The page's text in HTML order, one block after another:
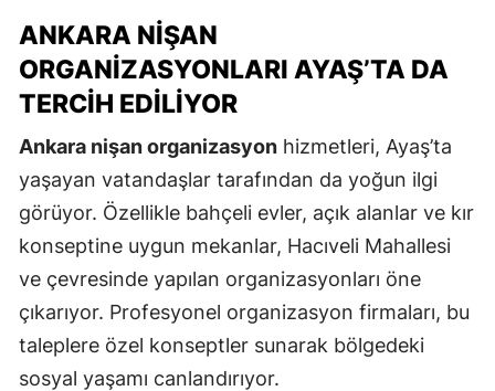
ANKARA NIŞAN
ORGANIZASYONLARI AYAŞ’TA DA
TERCIH EDILIYOR
Ankara nişan organizasyon hizmetleri, Ayaş’ta
yaşayan vatandaşlar tarafından da yoğun ilgi
görüyor. Özellikle bahçeli evler, açık alanlar ve kır
konseptine uygun mekanlar, Hacıveli Mahallesi
ve çevresinde yapılan organizasyonları öne
çıkarıyor. Profesyonel organizasyon firmaları, bu
taleplere özel konseptler sunarak bölgedeki
sosyal yaşamı canlandırıyor.